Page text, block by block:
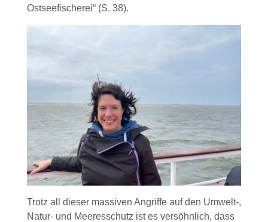
Ostseefischerei“ (S. 38).
Trotz all dieser massiven Angriffe auf den Umwelt-,
Natur- und Meeresschutz ist es versöhnlich, dass